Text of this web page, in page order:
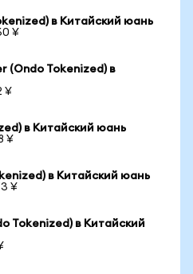
в Китайский юань
¥
(Ondo Tokenized) в
¥
в Китайский юань
¥
в Китайский юань
¥
Tokenized) в Китайский